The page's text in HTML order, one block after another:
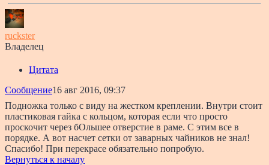
ruckster
Владелец
Цитата
Сообщение16 авг 2016, 09:37
Подножка только с виду на жестком креплении. Внутри стоит
пластиковая гайка с кольцом, которая если что просто
проскочит через бОльшее отверстие в раме. С этим все в
порядке. А вот насчет сетки от заварных чайников не знал!
Спасибо! При перекрасе обязательно попробую.
Вернуться к началу